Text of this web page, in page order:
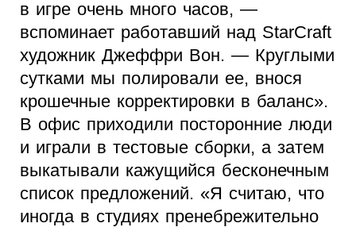
в игре очень много часов, —
вспоминает работавший над StarCraft
художник Джеффри Вон. — Круглыми
сутками мы полировали ее, внося
крошечные корректировки в баланс».
В офис приходили посторонние люди
и играли в тестовые сборки, а затем
выкатывали кажущийся бесконечным
список предложений. «Я считаю, что
иногда в студиях пренебрежительно